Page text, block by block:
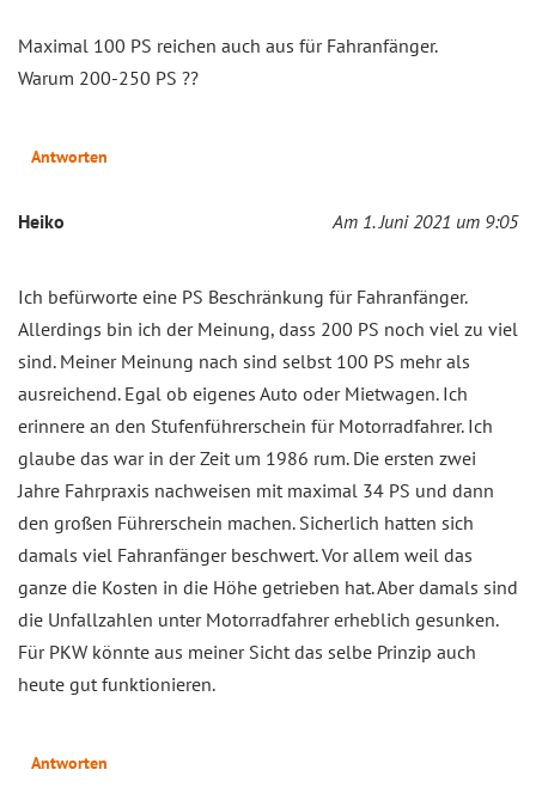
Maximal 100 PS reichen auch aus für Fahranfänger.
Warum 200-250 PS ??
Antworten
Heiko Am 1. Juni 2021 um 9:05
Ich befürworte eine PS Beschränkung für Fahranfänger.
Allerdings bin ich der Meinung, dass 200 PS noch viel zu viel
sind. Meiner Meinung nach sind selbst 100 PS mehr als
ausreichend. Egal ob eigenes Auto oder Mietwagen. Ich
erinnere an den Stufenführerschein für Motorradfahrer. Ich
glaube das war in der Zeit um 1986 rum. Die ersten zwei
Jahre Fahrpraxis nachweisen mit maximal 34 PS und dann
den großen Führerschein machen. Sicherlich hatten sich
damals viel Fahranfänger beschwert. Vor allem weil das
ganze die Kosten in die Höhe getrieben hat. Aber damals sind
die Unfallzahlen unter Motorradfahrer erheblich gesunken.
Für PKW könnte aus meiner Sicht das selbe Prinzip auch
heute gut funktionieren.
Antworten